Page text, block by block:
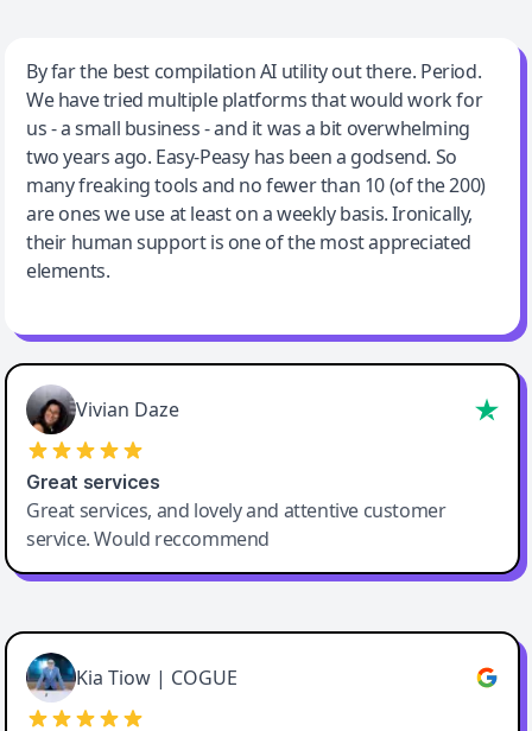
Jeff Wilson
By far the best compilation AI utility
By far the best compilation AI utility out there. Period.
We have tried multiple platforms that would work for
us - a small business - and it was a bit overwhelming
two years ago. Easy-Peasy has been a godsend. So
many freaking tools and no fewer than 10 (of the 200)
are ones we use at least on a weekly basis. Ironically,
their human support is one of the most appreciated
elements.
Vivian Daze
Great services
Great services, and lovely and attentive customer
service. Would reccommend
Cody Crabb
Great service, Best AI tool
Kia Tiow | COGUE